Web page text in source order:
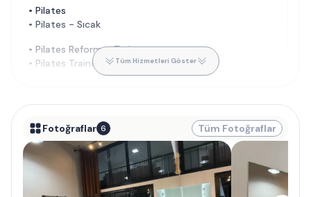
• Pilates
• Pilates - Sıcak
• Pilates Reformer Trainer
• Pilates Trainer Tüm Hizmetleri Göster
Fotoğraflar 6 Tüm Fotoğraflar